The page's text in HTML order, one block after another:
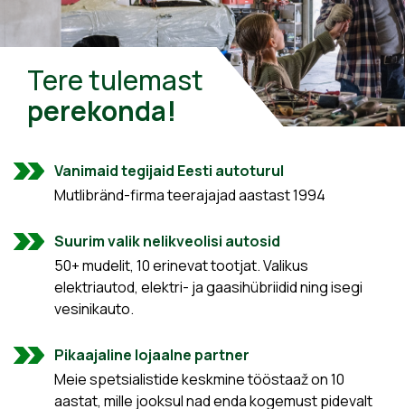
Tere tulemast
perekonda!
Vanimaid tegijaid Eesti autoturul
Mutlibränd-firma teerajajad aastast 1994
Suurim valik nelikveolisi autosid
50+ mudelit, 10 erinevat tootjat. Valikus
elektriautod, elektri- ja gaasihübriidid ning isegi
vesinikauto.
Pikaajaline lojaalne partner
Meie spetsialistide keskmine tööstaaž on 10
aastat, mille jooksul nad enda kogemust pidevalt